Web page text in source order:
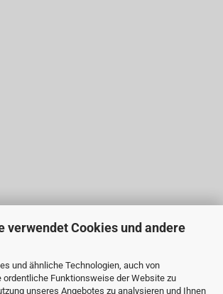
verwendet Cookies und andere
und ähnliche Technologien, auch von
ordentliche Funktionsweise der Website zu
unseres Angebotes zu analysieren und Ihnen